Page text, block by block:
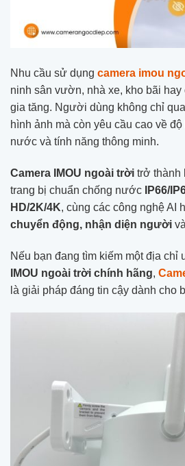
Nhu cầu sử dụng camera imou
ninh sân vườn, nhà xe, kho bãi
gia tăng. Người dùng không chỉ
hình ảnh mà còn yêu cầu cao về
nước và tính năng thông minh.
Camera IMOU ngoài trời trở thành
trang bị chuẩn chống nước
IP66/
HD/2K/4K, cùng các công nghệ AI
chuyển động, nhận diện người và
Nếu bạn đang tìm kiếm một địa chỉ
IMOU ngoài trời chính hãng,
là giải pháp đáng tin cậy dành cho